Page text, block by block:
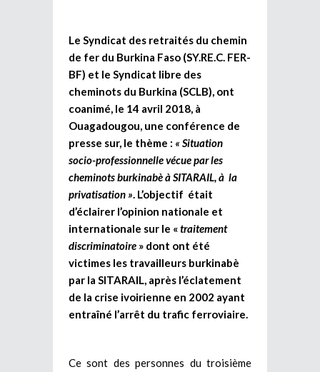
Le Syndicat des retraités du chemin
de fer du Burkina Faso (SY.RE.C. FER-
BF) et le Syndicat libre des
cheminots du Burkina (SCLB), ont
coanimé, le 14 avril 2018, à
Ouagadougou, une conférence de
presse sur, le thème : « Situation
socio-professionnelle vécue par les
cheminots burkinabè à SITARAIL, à la
privatisation » . L’objectif était
d’éclairer l’opinion nationale et
internationale sur le «traitement
discriminatoire » dont ont été
victimes les travailleurs burkinabè
par la SITARAIL, après l’éclatement
de la crise ivoirienne en 2002 ayant
entraîné l’arrêt du trafic ferroviaire.
Ce sont des personnes du troisième